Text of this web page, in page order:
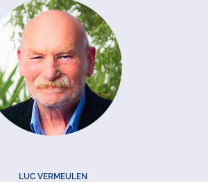
LUC VERMEULEN